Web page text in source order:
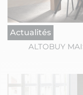
Actualités
ALTOBUY